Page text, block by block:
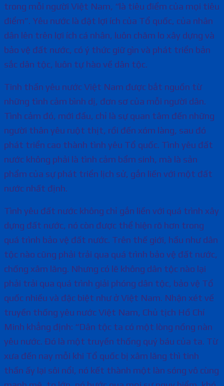
trong mỗi người Việt Nam, “là tiêu điểm của mọi tiêu
điểm”. Yêu nước là đặt lợi ích của Tổ quốc, của nhân
dân lên trên lợi ích cá nhân, luôn chăm lo xây dựng và
bảo vệ đất nước, có ý thức giữ gìn và phát triển bản
sắc dân tộc, luôn tự hào về dân tộc.
Tinh thần yêu nước Việt Nam được bắt nguồn từ
những tình cảm bình dị, đơn sơ của mỗi người dân.
Tình cảm đó, mới đầu, chỉ là sự quan tâm đến những
người thân yêu ruột thịt, rồi đến xóm làng, sau đó
phát triển cao thành tình yêu Tổ quốc. Tình yêu đất
nước không phải là tình cảm bẩm sinh, mà là sản
phẩm của sự phát triển lịch sử, gắn liền với một đất
nước nhất định.
Tình yêu đất nước không chỉ gắn liền với quá trình xây
dựng đất nước, nó còn được thể hiện rõ hơn trong
quá trình bảo vệ đất nước. Trên thế giới, hầu như dân
tộc nào cũng phải trải qua quá trình bảo vệ đất nước,
chống xâm lăng. Nhưng có lẽ không dân tộc nào lại
phải trải qua quá trình giải phóng dân tộc, bảo vệ Tổ
quốc nhiều và đặc biệt như ở Việt Nam. Nhận xét về
truyền thống yêu nước Việt Nam, Chủ tịch Hồ Chí
Minh khẳng định: “Dân tộc ta có một lòng nồng nàn
yêu nước. Đó là một truyền thống quý báu của ta. Từ
xưa đến nay mỗi khi Tổ quốc bị xâm lăng thì tinh
thần ấy lại sôi nổi, nó kết thành một làn sóng vô cùng